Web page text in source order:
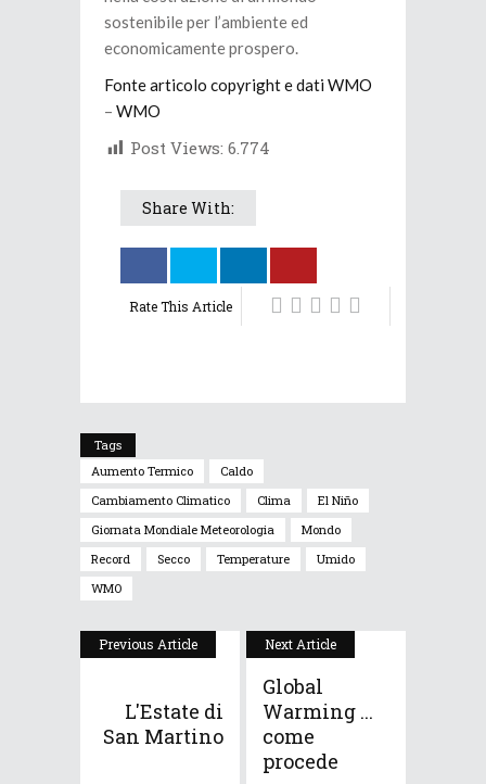
sostenibile per l’ambiente ed
economicamente prospero.
Fonte articolo copyright e dati WMO
– WMO
Post Views: 6.774
Share With:
Rate This Article
Tags
Aumento Termico
Caldo
Cambiamento Climatico
Clima
El Niño
Giornata Mondiale Meteorologia
Mondo
Record
Secco Temperature
Umido
WMO
Previous Article
L'Estate di
San Martino
Next Article
Global
Warming ...
come
procede